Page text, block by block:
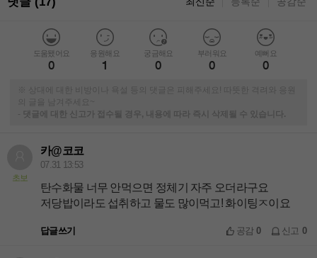
도움됐어요
0
응원해요
1
궁금해요
0
부러워요
0
예뻐요
0
※ 상대에 대한 비방이나 욕설 등의 댓글은 피해주세요! 따뜻한 격려와 응원
-
댓글에 대한 신고가 접수될 경우, 내용에 따라 즉시 삭제될 수 있습니다.
초보
카@코코
07.31 13:53
탄수화물 너무 안먹으면 정체기 자주 오더라구요
저당밥이라도 섭취하고 물도 많이먹고! 화이팅ㅈ이요
답글쓰기 공감0 신고 0